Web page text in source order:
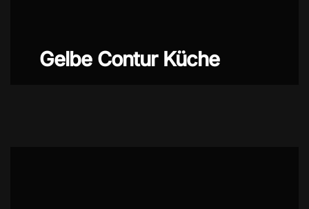
Gelbe Contur Küche